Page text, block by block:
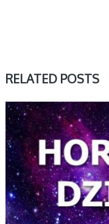
RELATED POSTS
DZIENNY